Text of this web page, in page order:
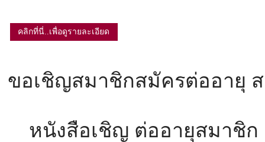
คลิกที่นี่..เพื่อดูรายละเอียด
ขอเชิญสมาชิกสมัครต่ออายุ
หนังสือเชิญ ต่ออายุสมาชิ